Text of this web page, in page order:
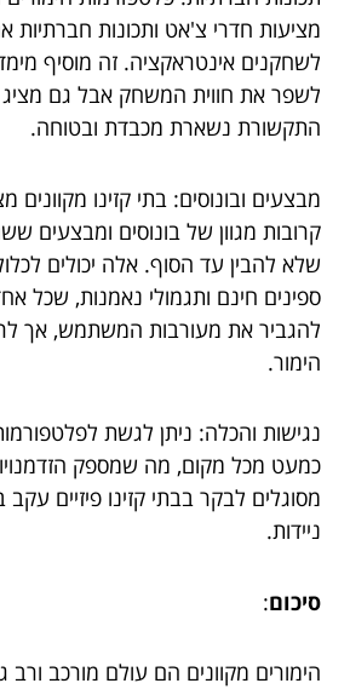
מציעות חדרי צ'אט ותכונות
לשחקנים אינטראקציה. זה מוסיף
לשפר את חווית המשחק אבל גם
התקשורת נשארת מכבדת ובטוחה.
מבצעים ובונוסים: בתי קזינו מקוונים
קרובות מגוון של בונוסים ומבצעים
שלא להבין עד הסוף. אלה יכולים
ספינים חינם ותגמולי נאמנות, שכל
להגביר את מעורבות המשתמש, אך
הימור.
נגישות והכלה: ניתן לגשת
כמעט מכל מקום, מה שמספק
מסוגלים לבקר בבתי קזינו פיזיים עקב
ניידות.
סיכום:
הימורים מקוונים הם עולם מורכב ורב